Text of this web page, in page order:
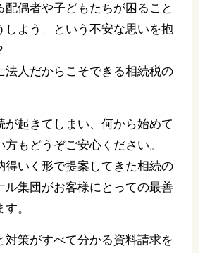
配偶者や子どもたちが困ること
しよう」という不安な思いを抱
法人だからこそできる相続税の
が起きてしまい、何から始めて
もどうぞご安心ください。
得いく形で提案してきた相続の
ル集団がお客様にとっての最善
。
対策がすべて分かる資料請求を